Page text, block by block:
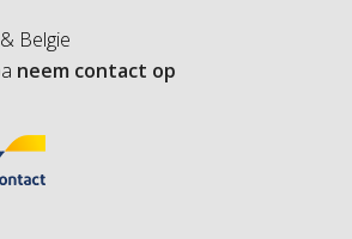
Belgie
neem contact op